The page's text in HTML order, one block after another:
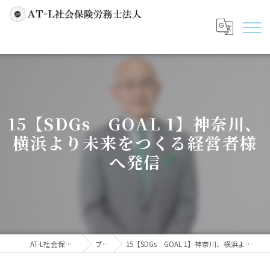
15【SDGs GOAL 1】神奈川、
横浜より未来をつくる経営者様
へ発信
AT-L社会保険労務士法人 ブログ 15【SDGs GOAL 1】神奈川、横浜より未来をつくる経営者様へ発信